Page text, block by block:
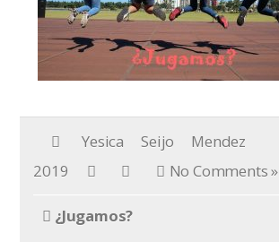
Yesica Seijo Mendez
2019
No Comments »
¿Jugamos?